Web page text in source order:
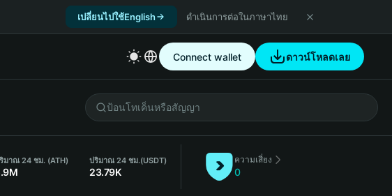
เปลี่ยนไปใช้English ดำเนินการต่อในภาษาไทย
Connect wallet ดาวน์โหลดเลย
มาณ 24 ชม. (ATH) ปริมาณ 24 ชม.(USDT)
23.79K
ความเสี่ยง
0